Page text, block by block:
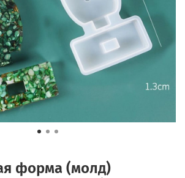
форма (молд)